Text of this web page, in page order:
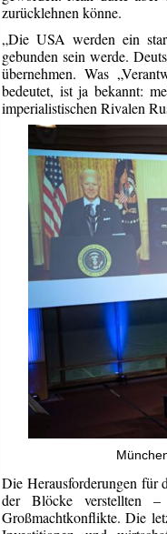
zurücklehnen könne.
„Die USA werden ein
gebunden sein werde.
übernehmen. Was
bedeutet, ist ja bekannt:
imperialistischen Rivalen
Die Herausforderungen für
der Blöcke verstellten
Großmachtkonflikte. Die